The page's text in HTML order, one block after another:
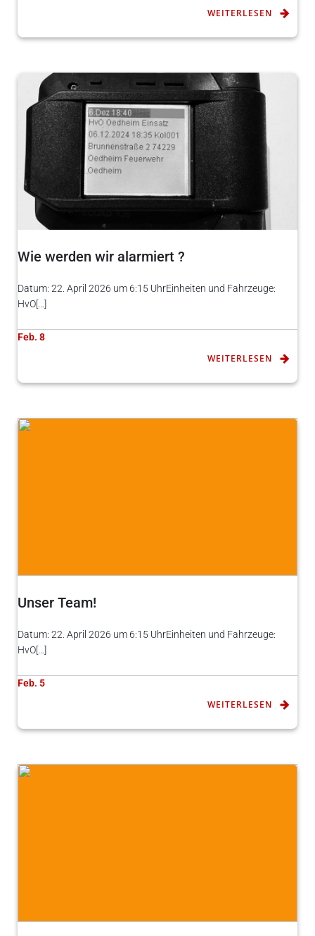
WEITERLESEN
Wie werden wir alarmiert ?
Datum: 22. April 2026 um 6:15 UhrEinheiten und Fahrzeuge:
HvO[…]
Feb. 8
WEITERLESEN
Unser Team!
Datum: 22. April 2026 um 6:15 UhrEinheiten und Fahrzeuge:
HvO[…]
Feb. 5
WEITERLESEN